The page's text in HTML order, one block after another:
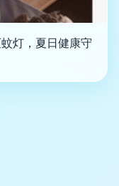
灯，夏日健康守